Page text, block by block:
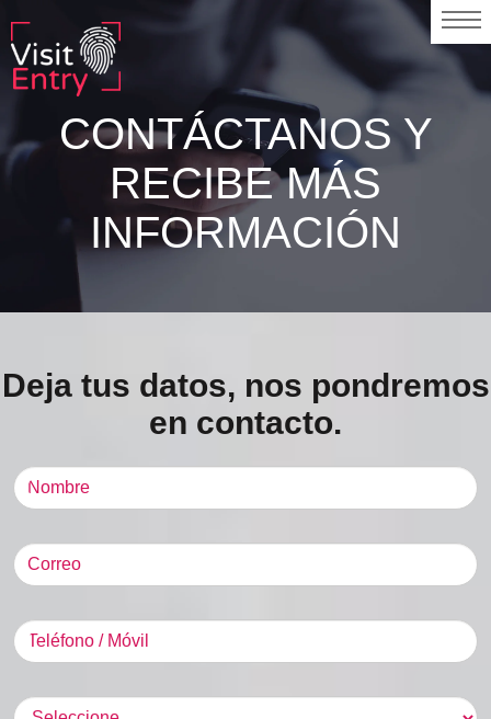
CONTÁCTANOS Y
RECIBE MÁS
INFORMACIÓN
Deja tus datos, nos pondremos
en contacto.